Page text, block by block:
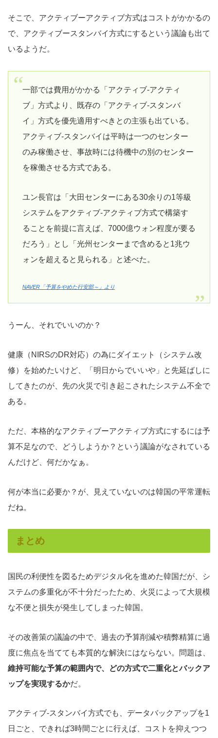
そこで、アクティブーアクティブ方式はコストがかかるの
で、アクティブースタンバイ方式にするという議論も出て
いるようだ。
一部では費用がかかる「アクティブ-アクティ
ブ」方式より、既存の「アクティブ-スタンバ
イ」方式を優先適用すべきとの主張も出ている。
アクティブ-スタンバイは平時は一つのセンター
のみ稼働させ、事故時には待機中の別のセンター
を稼働させる方式である。
ユン長官は「大田センターにある30余りの1等級
システムをアクティブ-アクティブ方式で構築す
ることを前提に言えば、7000億ウォン程度が要る
だろう」とし「光州センターまで含めると1兆ウ
ォンを超えると見られる」と述べた。
NAVER「予算をやめた行安部～」より
うーん、それでいいのか？
健康（NIRSのDR対応）の為にダイエット（システム改
修）を始めたいけど、「明日からでいいや」と先延ばしに
してきたのが、先の火災で引き起こされたシステム不全で
ある。
ただ、本格的なアクティブーアクティブ方式にするには予
算不足なので、どうしようか？という議論がなされている
んだけど、何だかなぁ。
何が本当に必要か？が、見えていないのは韓国の平常運転
だね。
まとめ
国民の利便性を図るためデジタル化を進めた韓国だが、シ
ステムの多重化が不十分だったため、火災によって大規模
な不便と損失が発生してしまった韓国。
その改善策の議論の中で、過去の予算削減や積弊精算に過
度に焦点を当てても本質的な解決にはならない。問題は、
維持可能な予算の範囲内で、どの方式で二重化とバックア
ップを実現するかだ。
アクティブ-スタンバイ方式でも、データバックアップを1
日ごと、できれば3時間ごとに行えば、コストを抑えつつ